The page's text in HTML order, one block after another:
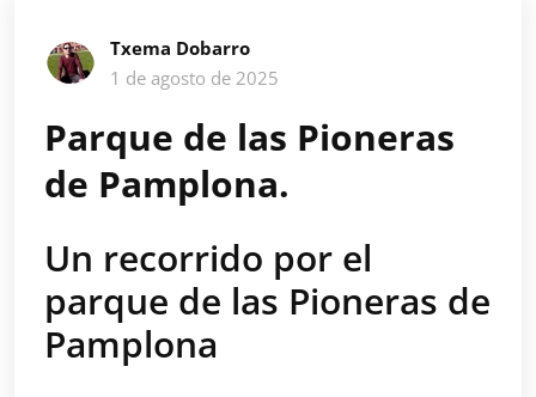
Txema Dobarro
1 de agosto de 2025
Parque de las Pioneras
de Pamplona.
Un recorrido por el
parque de las Pioneras de
Pamplona